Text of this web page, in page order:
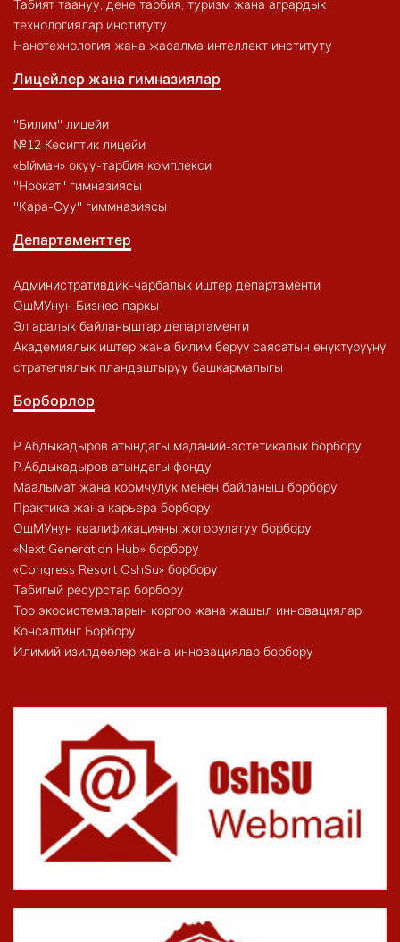
Табият таануу, дене тарбия, туризм жана агрардык
технологиялар институту
Нанотехнология жана жасалма интеллект институту
Лицейлер жана гимназиялар
"Билим" лицейи
№12 Кесиптик лицейи
«Ыйман» окуу-тарбия комплекси
"Ноокат" гимназиясы
"Кара-Суу" гиммназиясы
Департаменттер
Административдик-чарбалык иштер департаменти
ОшМУнун Бизнес паркы
Эл аралык байланыштар департаменти
Академиялык иштер жана билим берүү саясатын өнүктүрүүнү
стратегиялык пландаштыруу башкармалыгы
Борборлор
Р.Абдыкадыров атындагы маданий-эстетикалык борбору
Р.Абдыкадыров атындагы фонду
Маалымат жана коомчулук менен байланыш борбору
Практика жана карьера борбору
ОшМУнун квалификацияны жогорулатуу борбору
«Next Generation Hub» борбору
«Congress Resort OshSu» борбору
Табигый ресурстар борбору
Тоо экосистемаларын коргоо жана жашыл инновациялар
Консалтинг Борбору
Илимий изилдөөлөр жана инновациялар борбору